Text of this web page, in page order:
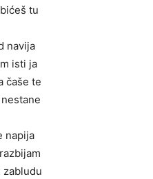
tu
navija
isti ja
čaše te
napija
zabludu